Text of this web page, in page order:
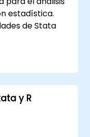
estadística.
de Stata
flujos de
y R